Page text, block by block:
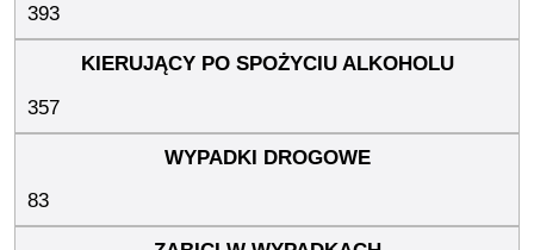
393
357
83